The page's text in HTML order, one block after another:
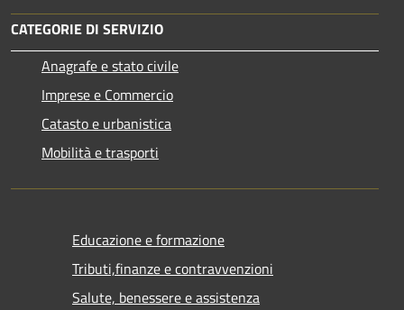
CATEGORIE DI SERVIZIO
Anagrafe e stato civile
Imprese e Commercio
Catasto e urbanistica
Mobilità e trasporti
Educazione e formazione
Tributi,finanze e contravvenzioni
Salute, benessere e assistenza